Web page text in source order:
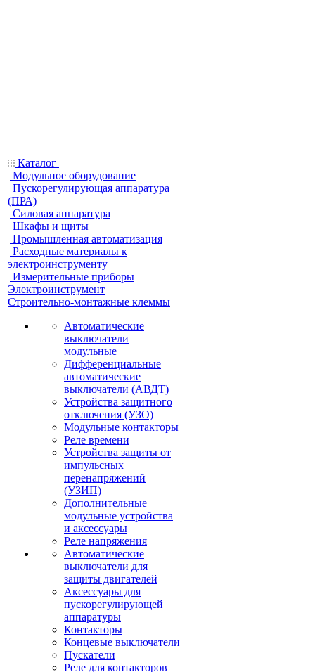
Каталог
Модульное оборудование
Пускорегулирующая аппаратура
(ПРА)
Силовая аппаратура
Шкафы и щиты
Промышленная автоматизация
Расходные материалы к
электроинструменту
Измерительные приборы
Электроинструмент
Строительно-монтажные клеммы
Автоматические
выключатели
модульные
Дифференциальные
автоматические
выключатели (АВДТ)
Устройства защитного
отключения (УЗО)
Модульные контакторы
Реле времени
Устройства защиты от
импульсных
перенапряжений
(УЗИП)
Дополнительные
модульные устройства
и аксессуары
Реле напряжения
Автоматические
выключатели для
защиты двигателей
Аксессуары для
пускорегулирующей
аппаратуры
Контакторы
Концевые выключатели
Пускатели
Реле для контакторов